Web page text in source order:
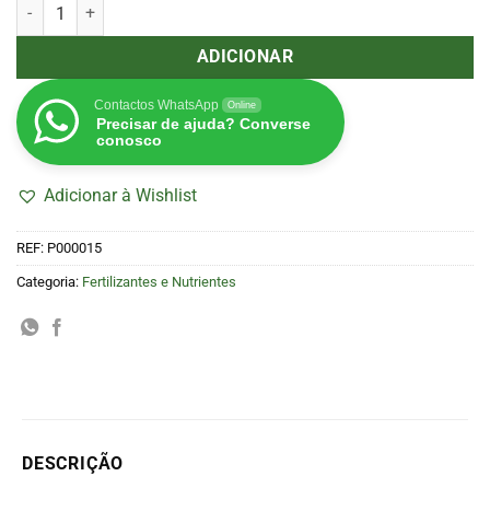
ADICIONAR
Contactos WhatsApp Online
Precisar de ajuda? Converse
conosco
Adicionar à Wishlist
REF: P000015
Categoria: Fertilizantes e Nutrientes
DESCRIÇÃO